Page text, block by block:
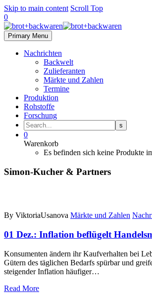
Skip to main content Scroll Top
0
Primary Menu
Nachrichten
Backwelt
Zulieferanten
Märkte und Zahlen
Termine
Produktion
Rohstoffe
Forschung
0
Warenkorb
Es befinden sich keine Produkte
Simon-Kucher & Partners
By ViktoriaUsanova Märkte und Zahlen
01 Dez.: Inflation beflügelt
Konsumenten ändern ihr Kaufverhalten bei
Gütern des täglichen Bedarfs spürbar und
steigender Inflation häufiger…
Read More